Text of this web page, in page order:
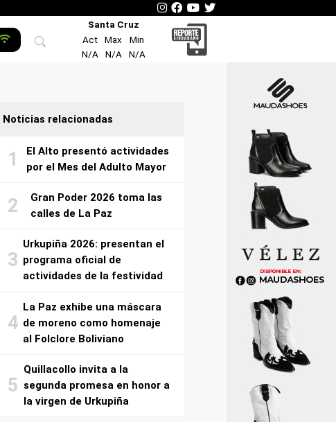
Santa Cruz
Act
Max
Min
N/A
N/A N/A
Noticias relacionadas
El Alto presentó actividades
por el Mes del Adulto Mayor
Gran Poder 2026 toma las
calles de La Paz
Urkupiña 2026: presentan el
programa oficial de
actividades de la festividad
La Paz exhibe una máscara
de moreno como homenaje
al Folclore Boliviano
Quillacollo invita a la
segunda promesa en honor a
la virgen de Urkupiña